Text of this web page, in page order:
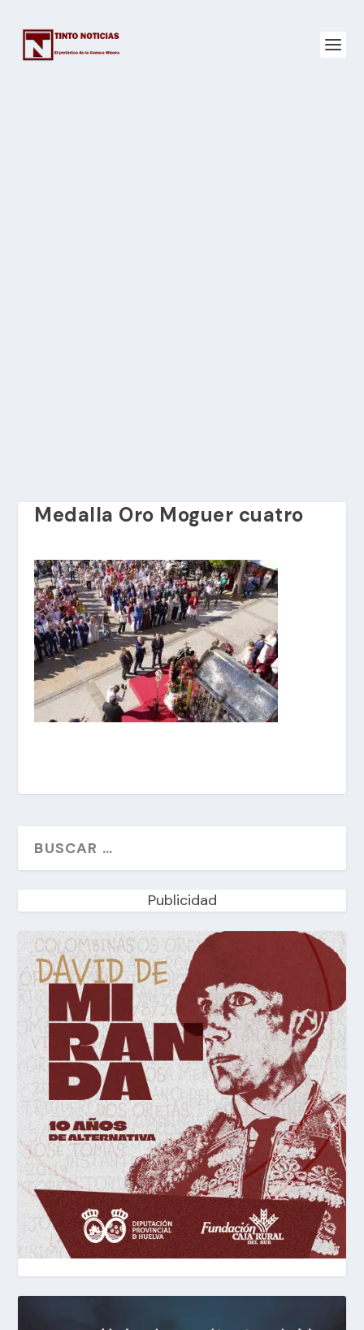
Medalla Oro Moguer cuatro
Publicidad